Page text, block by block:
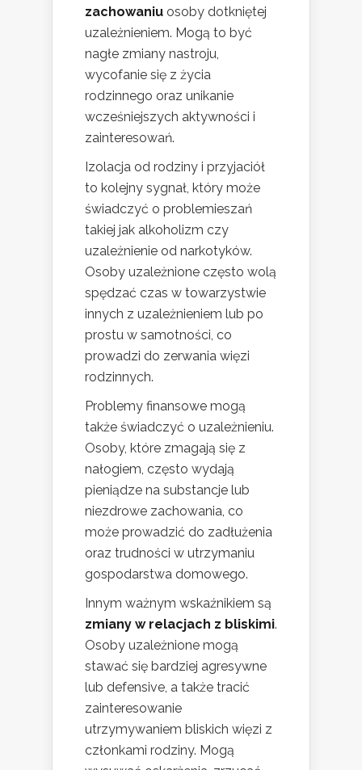
zachowaniu osoby dotkniętej
uzależnieniem. Mogą to być
nagłe zmiany nastroju,
wycofanie się z życia
rodzinnego oraz unikanie
wcześniejszych aktywności i
zainteresowań.
Izolacja od rodziny i przyjaciół
to kolejny sygnał, który może
świadczyć o problemieszań
takiej jak alkoholizm czy
uzależnienie od narkotyków.
Osoby uzależnione często wolą
spędzać czas w towarzystwie
innych z uzależnieniem lub po
prostu w samotności, co
prowadzi do zerwania więzi
rodzinnych.
Problemy finansowe mogą
także świadczyć o uzależnieniu.
Osoby, które zmagają się z
nałogiem, często wydają
pieniądze na substancje lub
niezdrowe zachowania, co
może prowadzić do zadłużenia
oraz trudności w utrzymaniu
gospodarstwa domowego.
Innym ważnym wskaźnikiem są
zmiany w relacjach z bliskimi.
Osoby uzależnione mogą
stawać się bardziej agresywne
lub defensive, a także tracić
zainteresowanie
utrzymywaniem bliskich więzi z
członkami rodziny. Mogą